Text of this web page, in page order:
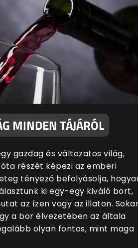
MINDEN TÁJÁRÓL
gazdag és változatos világ,
részét képezi az emberi
tényező befolyásolja,
ki egy-egy kiváló bort,
az ízen vagy az illaton.
a bor élvezetében az általa
olyan fontos, mint maga